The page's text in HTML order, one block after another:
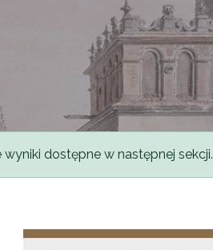
dostępne w następnej sekcji.